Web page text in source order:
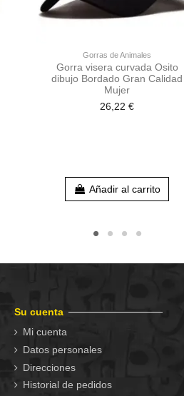
Gorras de Animales
Gorra visera curvada Osito
dibujo Bordado Gran Calidad
Mujer
26,22 €
Añadir al carrito
Su cuenta
Mi cuenta
Datos personales
Direcciones
Historial de pedidos